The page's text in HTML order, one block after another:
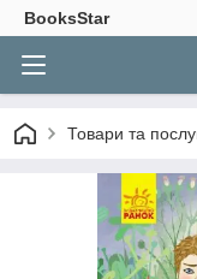
BooksStar
Товари та